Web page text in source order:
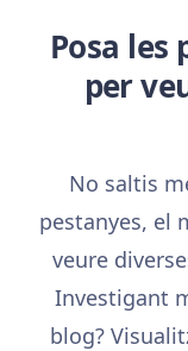
Posa les
per
No saltis
pestanyes, el
veure
Investigant
blog?